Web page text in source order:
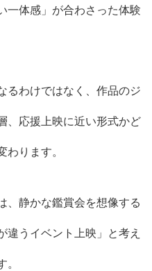
一体感」が合わさった体験
るわけではなく、作品のジ
、応援上映に近い形式かど
わります。
、静かな鑑賞会を想像する
違うイベント上映」と考え
。